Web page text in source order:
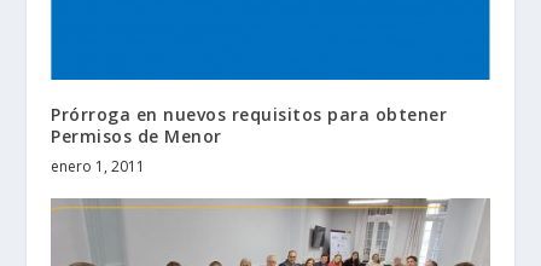
Prórroga en nuevos requisitos para obtener
Permisos de Menor
enero 1, 2011